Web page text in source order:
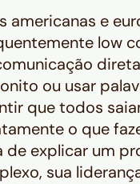
americanas e
low
ou usar
que todos
o que
de explicar um
sua